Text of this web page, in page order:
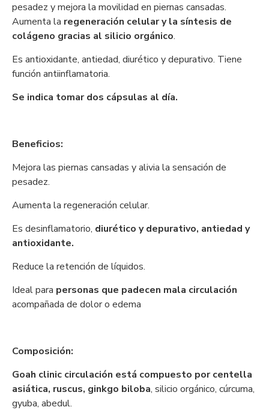
pesadez y mejora la movilidad en piernas cansadas.
Aumenta la regeneración celular y la síntesis de
colágeno gracias al silicio orgánico.
Es antioxidante, antiedad, diurético y depurativo. Tiene
función antiinflamatoria.
Se indica tomar dos cápsulas al día.
Beneficios:
Mejora las piernas cansadas y alivia la sensación de
pesadez.
Aumenta la regeneración celular.
Es desinflamatorio, diurético y depurativo, antiedad y
antioxidante.
Reduce la retención de líquidos.
Ideal para personas que padecen mala circulación
acompañada de dolor o edema
Composición:
Goah clinic circulación está compuesto por centella
asiática, ruscus, ginkgo biloba, silicio orgánico, cúrcuma,
gyuba, abedul.